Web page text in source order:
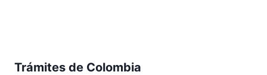
Trámites de Colombia